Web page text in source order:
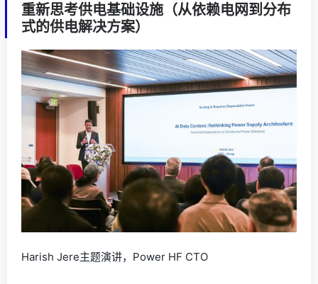
重新思考供电基础设施（从依赖电网到分布
式的供电解决方案）
Harish Jere主题演讲，Power HF CTO